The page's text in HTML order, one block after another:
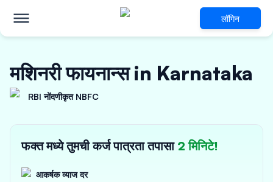
लॉगिन
मशिनरी फायनान्स in Karnataka
RBI नोंदणीकृत NBFC
फक्त मध्ये तुमची कर्ज पात्रता तपासा 2 मिनिटे!
आकर्षक व्याज दर